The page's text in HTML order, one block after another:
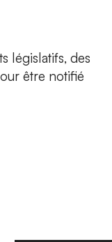
législatifs, des
être notifié